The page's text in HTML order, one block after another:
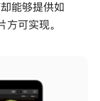
能够提供如
可实现。